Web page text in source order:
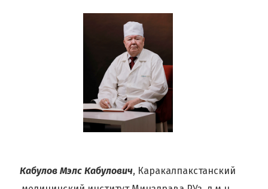
Кабулов Мэлс Кабулович, Каракалпакстанский